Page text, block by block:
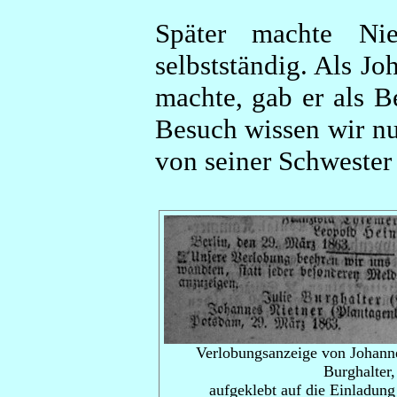
Später machte
selbstständig. Als
machte, gab er als
Besuch wissen wir
von seiner
Verlobungsanzeige von
Burghalter,
aufgeklebt auf die